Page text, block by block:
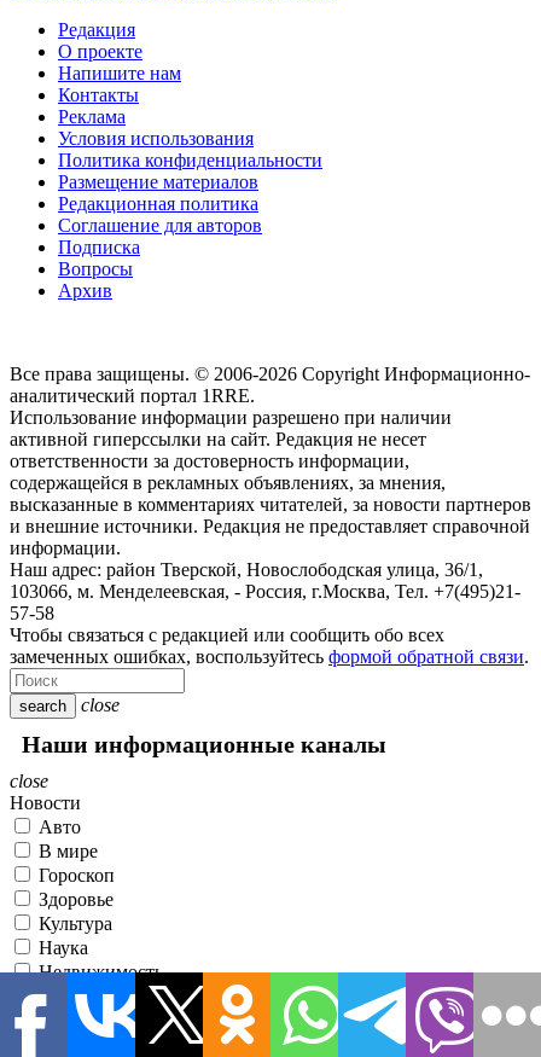
Редакция
О проекте
Напишите нам
Контакты
Реклама
Условия использования
Политика конфиденциальности
Размещение материалов
Редакционная политика
Соглашение для авторов
Подписка
Вопросы
Архив
Все права защищены. © 2006-2026 Copyright Информационно-
аналитический портал 1RRE.
Использование информации разрешено при наличии
активной гиперссылки на сайт. Редакция не несет
ответственности за достоверность информации,
содержащейся в рекламных объявлениях, за мнения,
высказанные в комментариях читателей, за новости партнеров
и внешние источники. Редакция не предоставляет справочной
информации.
Наш адрес: район Тверской, Новослободская улица, 36/1 ,
103066, м. Менделеевская, - Россия, г.Москва, Тел. +7(495)21-
57-58
Чтобы связаться с редакцией или сообщить обо всех
замеченных ошибках, воспользуйтесь формой обратной связи.
search close
Наши информационные каналы
close
Новости
Авто
В мире
Гороскоп
Здоровье
Культура
Наука
Недвижимость
Общество
Политика
Происшествия